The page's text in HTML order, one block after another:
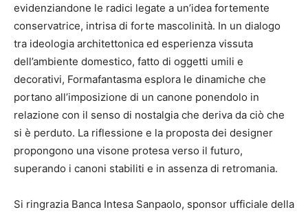
evidenziandone le radici legate a un’idea fortemente
conservatrice, intrisa di forte mascolinità. In un dialogo
tra ideologia architettonica ed esperienza vissuta
dell’ambiente domestico, fatto di oggetti umili e
decorativi, Formafantasma esplora le dinamiche che
portano all’imposizione di un canone ponendolo in
relazione con il senso di nostalgia che deriva da ciò che
si è perduto. La riflessione e la proposta dei designer
propongono una visone protesa verso il futuro,
superando i canoni stabiliti e in assenza di retromania.
Si ringrazia Banca Intesa Sanpaolo, sponsor ufficiale della